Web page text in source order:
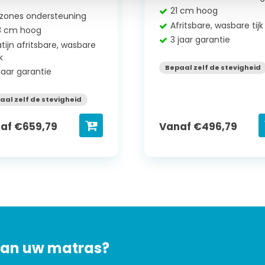
ondersteuning
cm hoog
afritsbare, wasbare
garantie
zelf de stevigheid
€659,79
21 cm hoog
Afritsbare, wasbare tijk
3 jaar garantie
Bepaal zelf de stevigheid
Vanaf €496,79
uw matras?